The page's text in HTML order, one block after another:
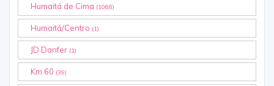
Humaitá de Cima (1068)
Humaitá/Centro (1)
JD Danfer (1)
Km 60 (39)